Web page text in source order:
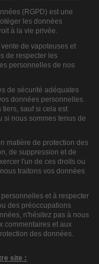
MUSICAL
20MG
0,90 €
(RGPD) est une
les données
à la vie privée.
de vapoteuses et
de respecter les
personnelles de nos
de sécurité adéquates
données personnelles.
sauf si cela est
si nous sommes tenus de
matière de protection des
de suppression et de
l'un de ces droits ou
traitons vos données
et à respecter
des préoccupations
n'hésitez pas à nous
commentaires et aux
des données.
site :